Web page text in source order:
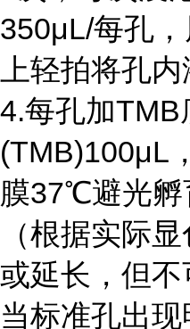
350μL/每孔
上轻拍将孔
4.每孔加TMB
(TMB)100μL
膜37℃避光孵
（根据实际
或延长，但不
当标准孔出